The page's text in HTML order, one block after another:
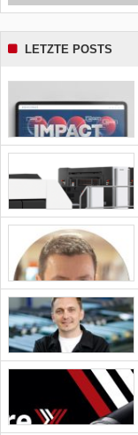
LETZTE POSTS